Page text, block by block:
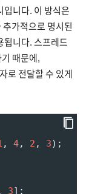
니다. 이 방식은
가적으로 명시된
됩니다. 스프레드
때문에,
로 전달할 수 있게
, 4, 2 , 3);
3];